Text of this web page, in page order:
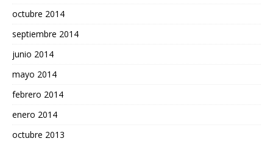
octubre 2014
septiembre 2014
junio 2014
mayo 2014
febrero 2014
enero 2014
octubre 2013